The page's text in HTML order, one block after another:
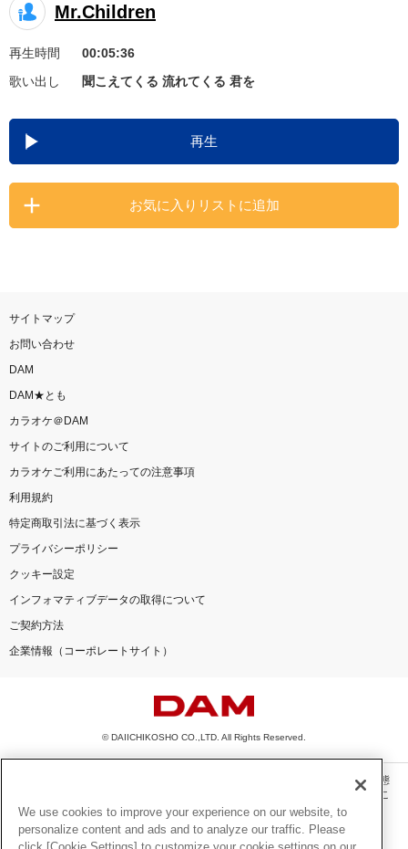
キャンペーン
お知らせ よくあるご質問
DAMの新曲・ランキングなど
カラオケ最新情報をチェック！
Mr.Children
再生時間
00:05:36
歌い出し
聞こえてくる 流れてくる 君を
再生
お気に入りリストに追加
サイトマップ
お問い合わせ
DAM
DAM★とも
カラオケ＠DAM
サイトのご利用について
カラオケご利用にあたっての注意事項
利用規約
特定商取引法に基づく表示
プライバシーポリシー
クッキー設定
インフォマティブデータの取得について
ご契約方法
企業情報（コーポレートサイト）
© DAIICHIKOSHO CO.,LTD. All Rights Reserved.
このサイトに掲載されている一切の文章・画像・写真・動画・音声等を、手段や形態
を問わず、著作権法の定める範囲を超えて無断で複製、転載、ファイル化などするこ
とを禁じます。
楽曲及びコンテンツは、機種によりご利用いただけない場合があります。
We use cookies to improve your experience on our website, to
personalize content and ads and to analyze our traffic. Please